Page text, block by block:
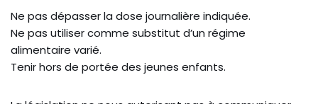
Ne pas dépasser la dose journalière indiquée.
Ne pas utiliser comme substitut d’un régime
alimentaire varié.
Tenir hors de portée des jeunes enfants.